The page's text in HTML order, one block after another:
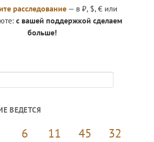
расследование — в ₽, $, € или
с вашей поддержкой сделаем
больше!
ВЕДЕТСЯ
6 11 45 33